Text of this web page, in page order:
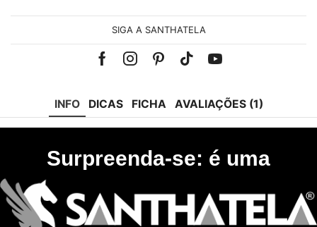
SIGA A SANTHATELA
FacebookInstagramPinterest
Tik-Youtube
INFO DICAS FICHA AVALIAÇÕES (1)
Surpreenda-se: é uma